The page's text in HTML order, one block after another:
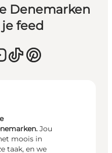
Denemarken
feed
Jou
moois in
taak, en we